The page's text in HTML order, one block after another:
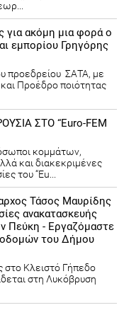
για ακόμη μια φορά ο
εμπορίου Γρηγόρης
προεδρείου ΣΑΤΑ, με
Προέδρο ποιότητας
ΣΤΟ “Euro-FEM
κομμάτων,
και διακεκριμένες
του “Eu...
Τάσος Μαυρίδης
ανακατασκευής
Πεύκη - Εργαζόμαστε
του Δήμου
στο Κλειστό Γήπεδο
στη Λυκόβρυση